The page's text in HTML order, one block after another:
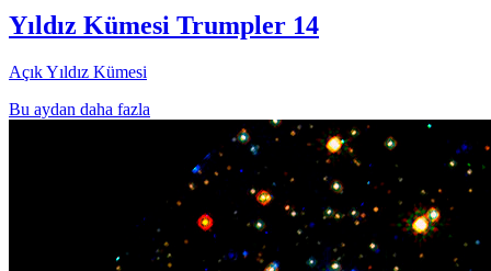
Yıldız Kümesi Trumpler 14
Açık Yıldız Kümesi
Bu aydan daha fazla